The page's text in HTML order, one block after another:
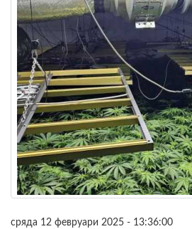
сряда 12 февруари 2025 - 13:36:00